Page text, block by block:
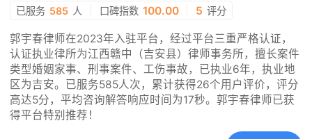
已服务 585 人 口碑指数 100.00 5 评分
郭宇春律师在2023年入驻平台，经过平台三重严格认证，
认证执业律所为江西赣中（吉安县）律师事务所，擅长案件
类型婚姻家事、刑事案件、工伤事故，已执业6年，执业地
区为吉安。已服务585人次，累计获得26个用户评价，评分
高达5分，平均咨询解答响应时间为17秒。郭宇春律师已获
得平台特别推荐！